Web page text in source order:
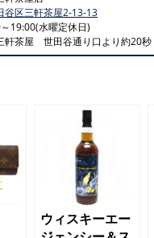
谷区三軒茶屋2-13-13
19:00(水曜定休日)
軒茶屋 世田谷通り口より約20秒
ウィスキーエー